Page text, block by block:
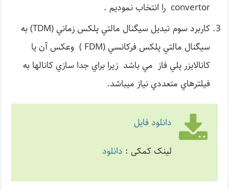
convertor را انتخاب نموديم .
كاربرد سوم تبديل سيگنال مالتي پلكس زماني (TDM) به
سيگنال مالتي پلكس فركانسي (FDM ) وعكس آن يا
كانالايزر پلي فاز مي باشد زيرا براي جدا سازي كانالها به
فيلترهاي متعددي نياز ميباشد.
دانلود فایل
لینک کمکی : دانلود